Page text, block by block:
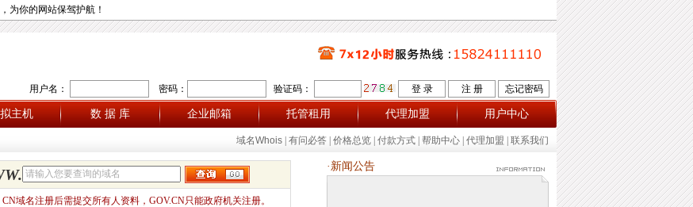
为你的网站保驾护航！
用户名： 密码： 验证码：
主机 数 据 库 企业邮箱 托管租用 代理加盟 用户中心
域名Whois 有问必答 价格总览 付款方式 帮助中心 代理加盟 联系我们
域名注册后需提交所有人资料，GOV.CN只能政府机关注册。
·新闻公告